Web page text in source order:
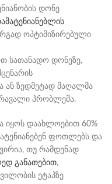
დონე
ოპტიმიზირებული
სათანადო დონეზე,
ან ზედმეტად მაღალმა
პრობლემა.
იყოს დაახლოებით 60%
ატენიანებენ ფოთლებს და
თუ რამდენად
განათებით,
ეტაპზე